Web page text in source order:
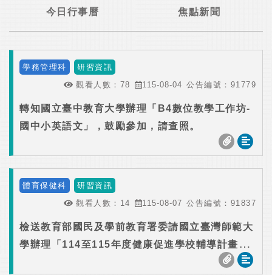
今日行事曆 焦點新聞
學務管理科
研習資訊
觀看人數： 78 115-08-04 公告編號： 91779
轉知國立臺中教育大學辦理「B4數位教學工作坊-
國中小英語文」，鼓勵參加，請查照。
體育保健科
研習資訊
觀看人數： 14 115-08-07 公告編號： 91837
檢送教育部國民及學前教育署委請國立臺灣師範大
學辦理「114至115年度健康促進學校輔導計畫師
資專業成長研習」實施計畫1份，請踴躍報名參